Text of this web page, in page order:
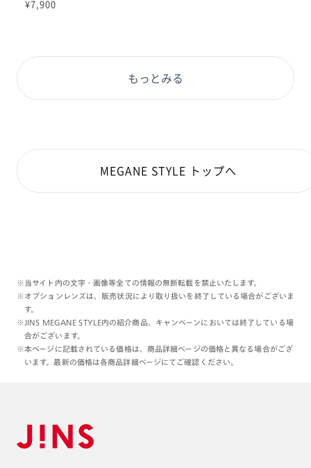
¥7,900
もっとみる
MEGANE STYLE トップへ
※当サイト内の文字・画像等全ての情報の無断転載を禁止いたします。
※オプションレンズは、販売状況により取り扱いを終了している場合がございま
す。
※JINS MEGANE STYLE内の紹介商品、キャンペーンにおいては終了している場
合がございます。
※本ページに記載されている価格は、商品詳細ページの価格と異なる場合がござ
います。最新の価格は各商品詳細ページにてご確認ください。